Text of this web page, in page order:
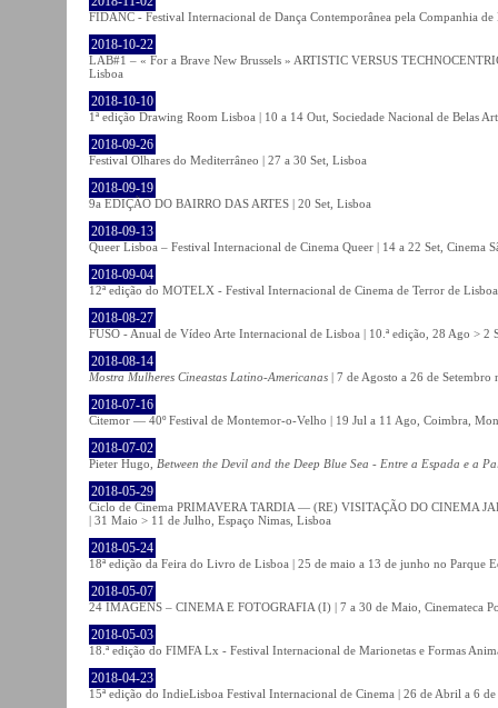
FIDANC - Festival Internacional de Dança Contemporânea pela Companhia
2018-10-22
LAB#1 – « For a Brave New Brussels » ARTISTIC VERSUS
Lisboa
2018-10-10
1ª edição Drawing Room Lisboa | 10 a 14 Out, Sociedade Nacional de Belas
2018-09-26
Festival Olhares do Mediterrâneo | 27 a 30 Set, Lisboa
2018-09-19
9a EDIÇÃO DO BAIRRO DAS ARTES | 20 Set, Lisboa
2018-09-13
Queer Lisboa – Festival Internacional de Cinema Queer | 14 a 22 Set, Cinema
2018-09-04
12ª edição do MOTELX - Festival Internacional de Cinema de Terror de
2018-08-27
FUSO - Anual de Vídeo Arte Internacional de Lisboa | 10.ª edição, 28 Ago > 2
2018-08-14
Mostra Mulheres Cineastas Latino-Americanas | 7 de Agosto a 26 de Setembro
2018-07-16
Citemor — 40º Festival de Montemor-o-Velho | 19 Jul a 11 Ago, Coimbra,
2018-07-02
Pieter Hugo, Between the Devil and the Deep Blue Sea - Entre a Espada e a
2018-05-29
Ciclo de Cinema PRIMAVERA TARDIA — (RE) VISITAÇÃO DO CINEMA
| 31 Maio > 11 de Julho, Espaço Nimas, Lisboa
2018-05-24
18ª edição da Feira do Livro de Lisboa | 25 de maio a 13 de junho no Parque
2018-05-07
24 IMAGENS – CINEMA E FOTOGRAFIA (I) | 7 a 30 de Maio, Cinemateca
2018-05-03
18.ª edição do FIMFA Lx - Festival Internacional de Marionetas e Formas
2018-04-23
15ª edição do IndieLisboa Festival Internacional de Cinema | 26 de Abril a 6